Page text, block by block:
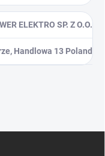
ELEKTRO SP. Z O.O.
Handlowa 13 Poland